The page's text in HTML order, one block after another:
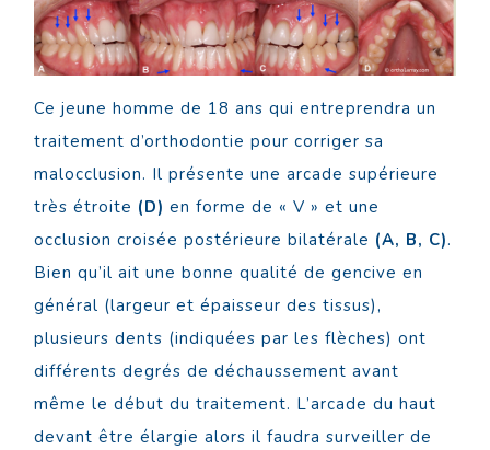
Ce jeune homme de 18 ans qui entreprendra un
traitement d’orthodontie pour corriger sa
malocclusion. Il présente une arcade supérieure
très étroite (D) en forme de « V » et une
occlusion croisée postérieure bilatérale (A, B, C).
Bien qu’il ait une bonne qualité de gencive en
général (largeur et épaisseur des tissus),
plusieurs dents (indiquées par les flèches) ont
différents degrés de déchaussement avant
même le début du traitement. L’arcade du haut
devant être élargie alors il faudra surveiller de